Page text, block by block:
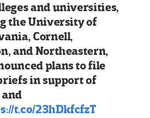
and universities,
the University of
Cornell,
and Northeastern,
plans to file
in support of
t.co/23hDkfcfzT